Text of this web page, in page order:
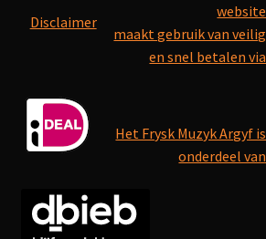
Disclaimer
website
maakt gebruik van veilig
en snel betalen via
Het Frysk Muzyk Argyf is
onderdeel van